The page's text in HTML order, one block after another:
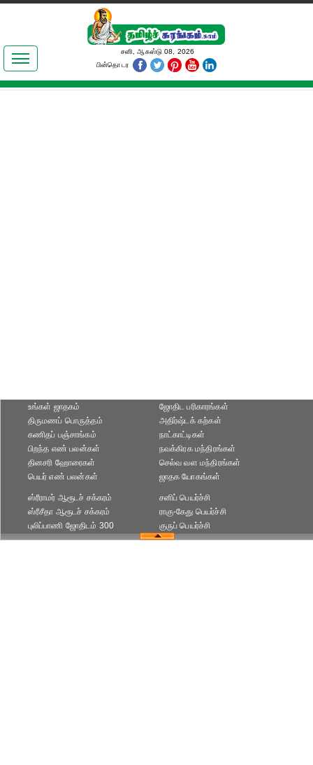
இலக்கியங்கள்
தமிழ் உலகம்
சனி, ஆகஸ்டு 08, 2026
பின்தொடர
உங்கள் ஜாதகம்
திருமணப் பொருத்தம்
கணிதப் பஞ்சாங்கம்
ஜோதிட ப‌ரிகார‌ங்க‌ள்
அதிர்ஷ்டக் கற்கள்
நாட்காட்டிகள்
பிறந்த எண் பலன்கள்
தினசரி ஹோரைகள்
பெயர் எண் பலன்கள்
நவக்கிரக மந்திரங்கள்
செல்வ வள மந்திரங்கள்
ஜாதக யோகங்கள்
ஸ்ரீராமர் ஆரூடச் சக்கரம்
ஸ்ரீசீதா ஆரூடச் சக்கரம்
புலிப்பாணி ஜோதிடம் 300
சனிப் பெயர்ச்சி
ராகு-கேது பெயர்ச்சி
குருப் பெயர்ச்சி